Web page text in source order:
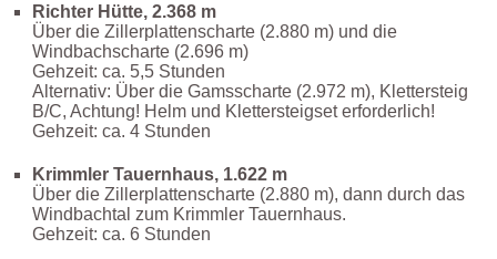
Richter Hütte, 2.368 m
Über die Zillerplattenscharte (2.880 m) und die
Windbachscharte (2.696 m)
Gehzeit: ca. 5,5 Stunden
Alternativ: Über die Gamsscharte (2.972 m), Klettersteig
B/C, Achtung! Helm und Klettersteigset erforderlich!
Gehzeit: ca. 4 Stunden
Krimmler Tauernhaus, 1.622 m
Über die Zillerplattenscharte (2.880 m), dann durch das
Windbachtal zum Krimmler Tauernhaus.
Gehzeit: ca. 6 Stunden